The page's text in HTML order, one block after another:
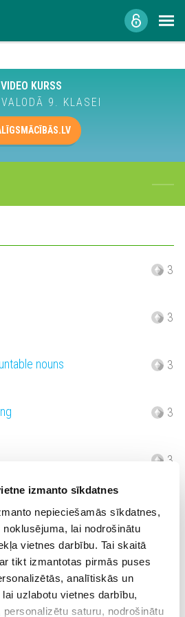
izmanto sīkdatnes
nepieciešamās sīkdatnes,
lai nodrošinātu
vietnes darbību. Tai skaitā
tikt izmantotas pirmās puses
analītiskās un
uzlabotu vietnes darbību,
saturu, nodrošinātu
VIDEO KURSS
9. KLASEI
3
3
nouns 3
3
3
nouns